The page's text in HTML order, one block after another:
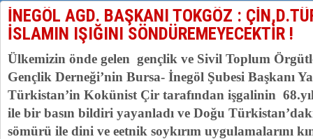
DİYANET AKADEMİSİ BAŞKANI DOÇ.DR.KAAN : DOĞU
İNEGÖL AGD. BAŞKANI TOKGÖZ :
İSLAMIN IŞIĞINI SÖNDÜREMEYECEKTİR !
Ülkemizin önde gelen gençlik ve Sivil Toplum
Gençlik Derneği’nin Bursa- İnegöl Şubesi Başkanı
Türkistan’in Kokünist Çir tarafından işgalinin
ile bir basın bildiri yayanladı ve Doğu
sömürü ile dini ve eetnik soykırım uygulamalarını